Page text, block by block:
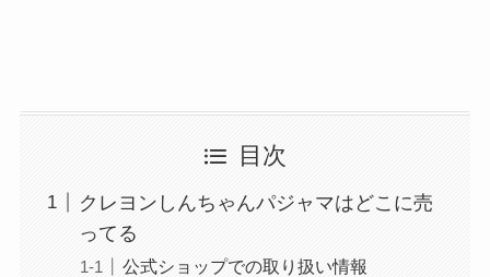
目次
クレヨンしんちゃんパジャマはどこに売
ってる
公式ショップでの取り扱い情報